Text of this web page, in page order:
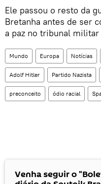
Ele passou o resto da
Bretanha antes de ser
a paz no tribunal
Mundo Europa Notícias
Adolf Hitler Partido Nazista
preconceito ódio racial
Venha seguir o